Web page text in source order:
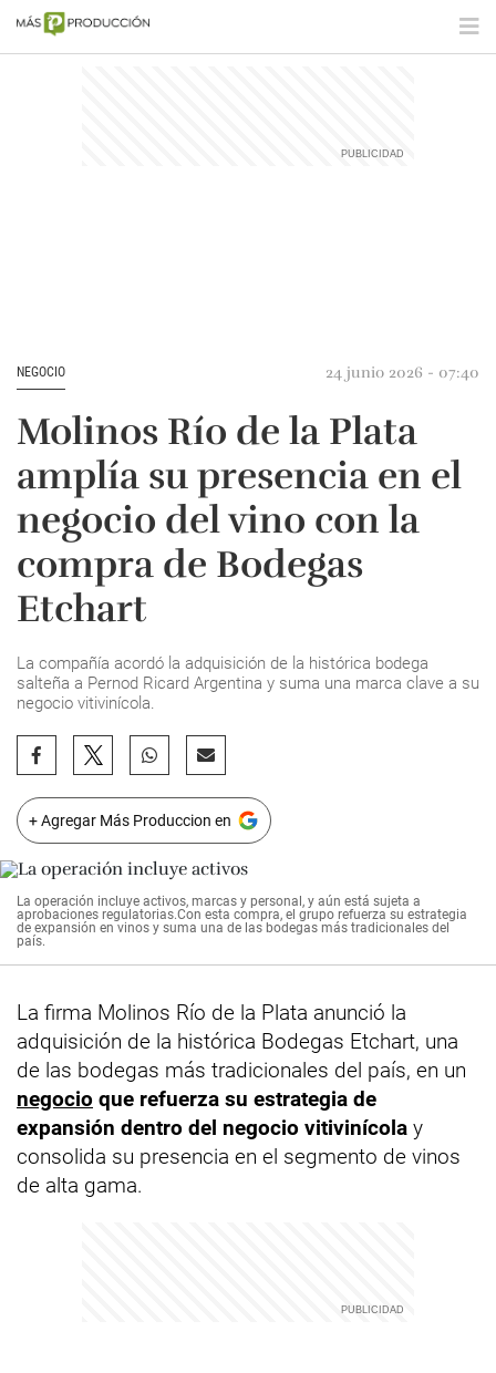
NEGOCIO 24 junio 2026 - 07:40
Molinos Río de la Plata
amplía su presencia en el
negocio del vino con la
compra de Bodegas
Etchart
La compañía acordó la adquisición de la histórica bodega
salteña a Pernod Ricard Argentina y suma una marca clave a su
negocio vitivinícola.
+ Agregar Más Produccion en
La operación incluye activos, marcas y personal, y aún está sujeta a
aprobaciones regulatorias.Con esta compra, el grupo refuerza su estrategia
de expansión en vinos y suma una de las bodegas más tradicionales del
país.
La firma Molinos Río de la Plata anunció la
adquisición de la histórica Bodegas Etchart, una
de las bodegas más tradicionales del país, en un
negocio que refuerza su estrategia de
expansión dentro del negocio vitivinícola y
consolida su presencia en el segmento de vinos
de alta gama.